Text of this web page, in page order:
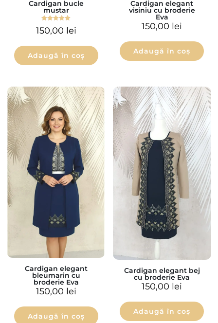
Cardigan bucle
mustar
Evaluat la
5.00
din 5
150,00 lei
Adaugă în coș
Cardigan elegant
visiniu cu broderie
Eva
150,00 lei
Adaugă în coș
Cardigan elegant
bleumarin cu
broderie Eva
150,00 lei
Adaugă în coș
Cardigan elegant bej
cu broderie Eva
150,00 lei
Adaugă în coș